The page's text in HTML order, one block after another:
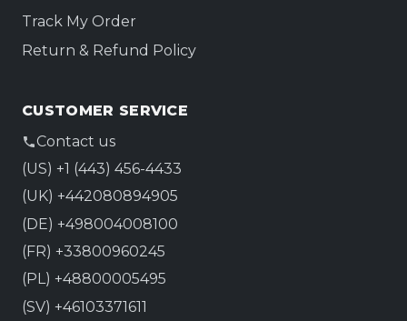
Track My Order
Return & Refund Policy
CUSTOMER SERVICE
Contact us
(US) +1 (443) 456-4433
(UK) +442080894905
(DE) +498004008100
(FR) +33800960245
(PL) +48800005495
(SV) +46103371611